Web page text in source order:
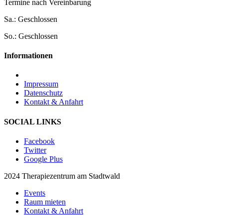
Termine nach Vereinbarung
Sa.: Geschlossen
So.: Geschlossen
Informationen
Impressum
Datenschutz
Kontakt & Anfahrt
SOCIAL LINKS
Facebook
Twitter
Google Plus
2024 Therapiezentrum am Stadtwald
Events
Raum mieten
Kontakt & Anfahrt